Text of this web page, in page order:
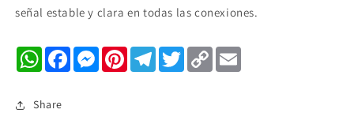
señal estable y clara en todas las conexiones.
WhatsAppFacebookMessenger
PinterestTelegramTwitterCopy
Link
Share